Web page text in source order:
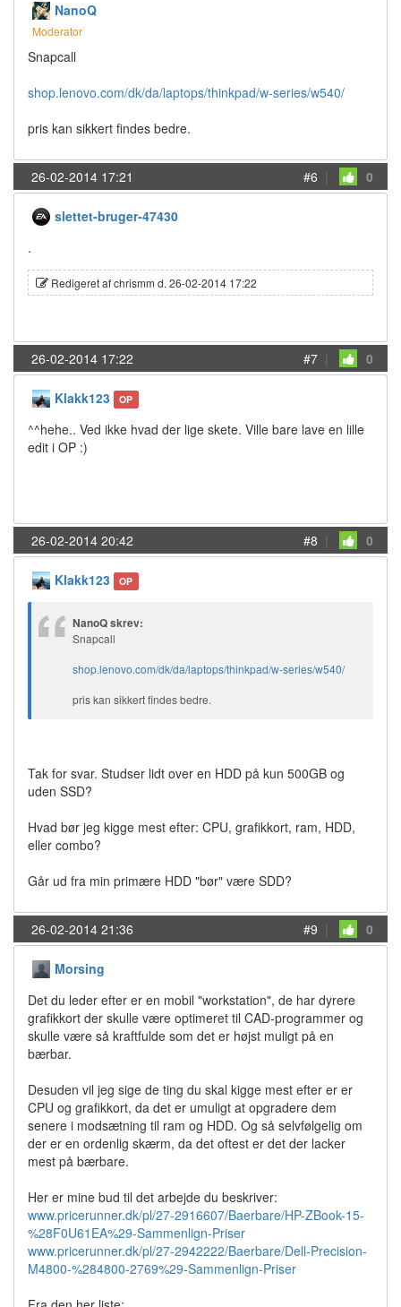
NanoQ
Moderator
Snapcall
shop.lenovo.com/dk/da/laptops/thinkpad/w-series/w540/
pris kan sikkert findes bedre.
26-02-2014 17:21 #6 | 0
slettet-bruger-47430
.
Redigeret af chrismm d. 26-02-2014 17:22
26-02-2014 17:22 #7 | 0
Klakk123 OP
^^hehe.. Ved ikke hvad der lige skete. Ville bare lave en lille
edit i OP :)
26-02-2014 20:42 #8 | 0
Klakk123 OP
NanoQ skrev:
Snapcall
shop.lenovo.com/dk/da/laptops/thinkpad/w-series/w540/
pris kan sikkert findes bedre.
Tak for svar. Studser lidt over en HDD på kun 500GB og
uden SSD?
Hvad bør jeg kigge mest efter: CPU, grafikkort, ram, HDD,
eller combo?
Går ud fra min primære HDD "bør" være SDD?
26-02-2014 21:36 #9 | 0
Morsing
Det du leder efter er en mobil "workstation", de har dyrere
grafikkort der skulle være optimeret til CAD-programmer og
skulle være så kraftfulde som det er højst muligt på en
bærbar.
Desuden vil jeg sige de ting du skal kigge mest efter er er
CPU og grafikkort, da det er umuligt at opgradere dem
senere i modsætning til ram og HDD. Og så selvfølgelig om
der er en ordenlig skærm, da det oftest er det der lacker
mest på bærbare.
Her er mine bud til det arbejde du beskriver:
www.pricerunner.dk/pl/27-2916607/Baerbare/HP-ZBook-15-
%28F0U61EA%29-Sammenlign-Priser
www.pricerunner.dk/pl/27-2942222/Baerbare/Dell-Precision-
M4800-%284800-2769%29-Sammenlign-Priser